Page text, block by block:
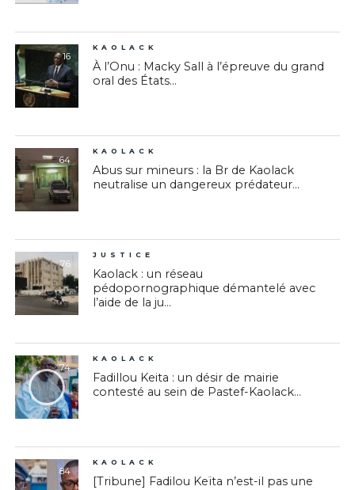
16
KAOLACK
À l’Onu : Macky Sall à l’épreuve du grand
oral des États...
64
KAOLACK
Abus sur mineurs : la Br de Kaolack
neutralise un dangereux prédateur...
76
JUSTICE
Kaolack : un réseau
pédopornographique démantelé avec
l’aide de la ju...
74
KAOLACK
Fadillou Keita : un désir de mairie
contesté au sein de Pastef-Kaolack...
84
KAOLACK
[Tribune] Fadilou Keïta n’est-il pas une